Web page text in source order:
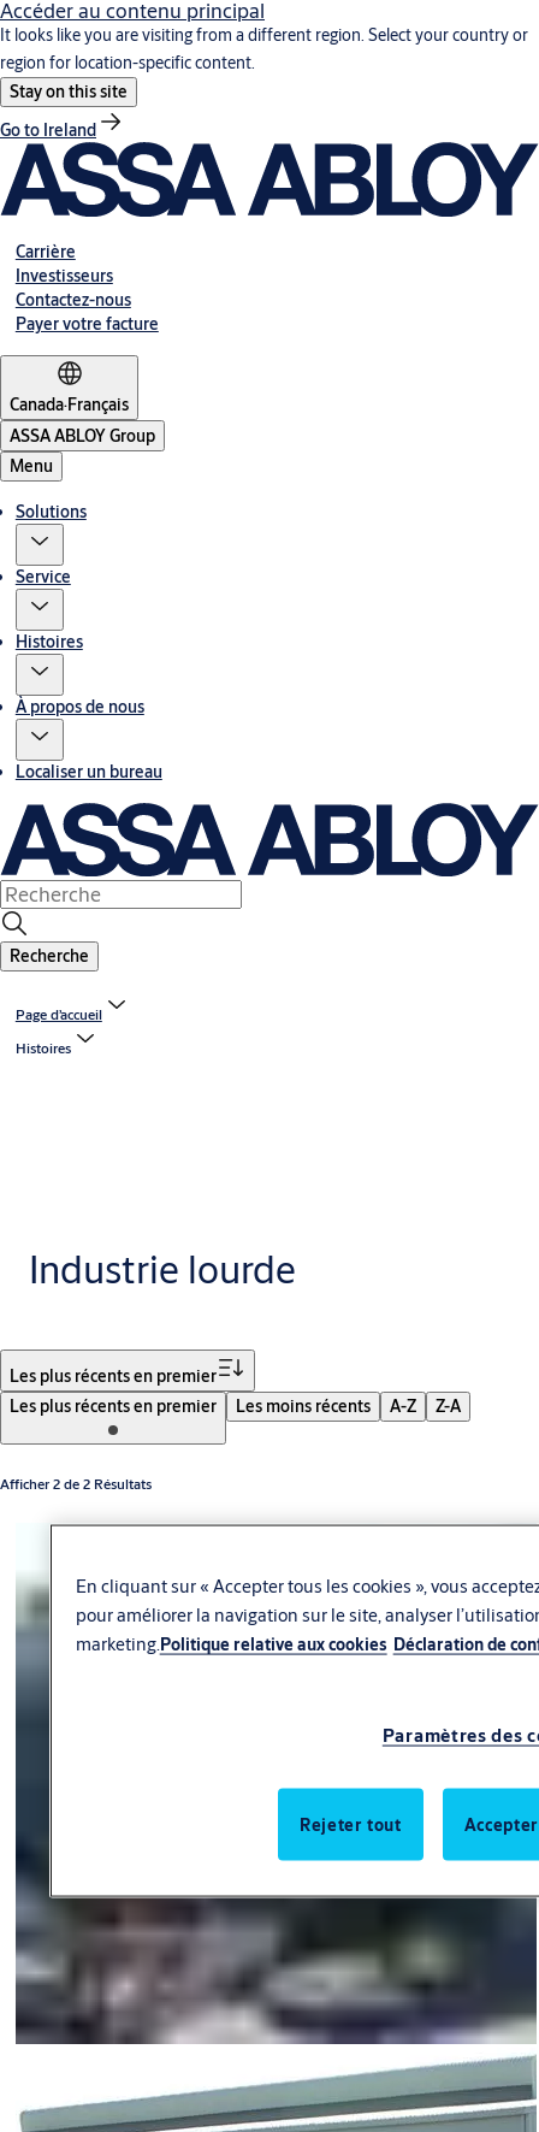
Accéder au contenu principal
It looks like you are visiting from a different region. Select your country or
region for location-specific content.
Stay on this site
Go to Ireland
Carrière
Investisseurs
Contactez-nous
Payer votre facture
Canada·Français
ASSA ABLOY Group
Menu
Solutions
Service
Histoires
À propos de nous
Localiser un bureau
Recherche
Page d’accueil
Histoires
Industrie lourde
Les plus récents en premier
Les plus récents en premier
Les moins récents A-Z Z-A
Afficher 2 de 2 Résultats
En cliquant sur « Accepter tous les cookies », vous
pour améliorer la navigation sur le site, analyser
marketing.Politique relative aux cookies Déclaration de
Paramètres des
Rejeter tout